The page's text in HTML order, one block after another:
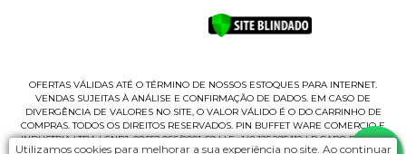
OFERTAS VÁLIDAS ATÉ O TÉRMINO DE NOSSOS ESTOQUES PARA INTERNET.
VENDAS SUJEITAS À ANÁLISE E CONFIRMAÇÃO DE DADOS. EM CASO DE
DIVERGÊNCIA DE VALORES NO SITE, O VALOR VÁLIDO É O DO CARRINHO DE
COMPRAS. TODOS OS DIREITOS RESERVADOS. PIN BUFFET WARE COMERCIO E
INDUSTRIA LTDA | CNPJ: 09.552.066/0001-69 | I.E.: 148.125.295.112 | R CABO ROMEU
Utilizamos cookies para melhorar a sua experiência no site. Ao continuar